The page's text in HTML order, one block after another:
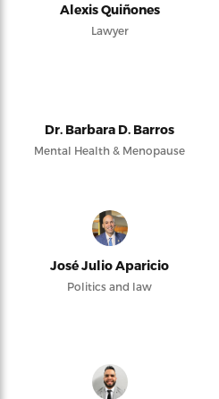
Alexis Quiñones
Lawyer
Dr. Barbara D. Barros
Mental Health & Menopause
José Julio Aparicio
Politics and law